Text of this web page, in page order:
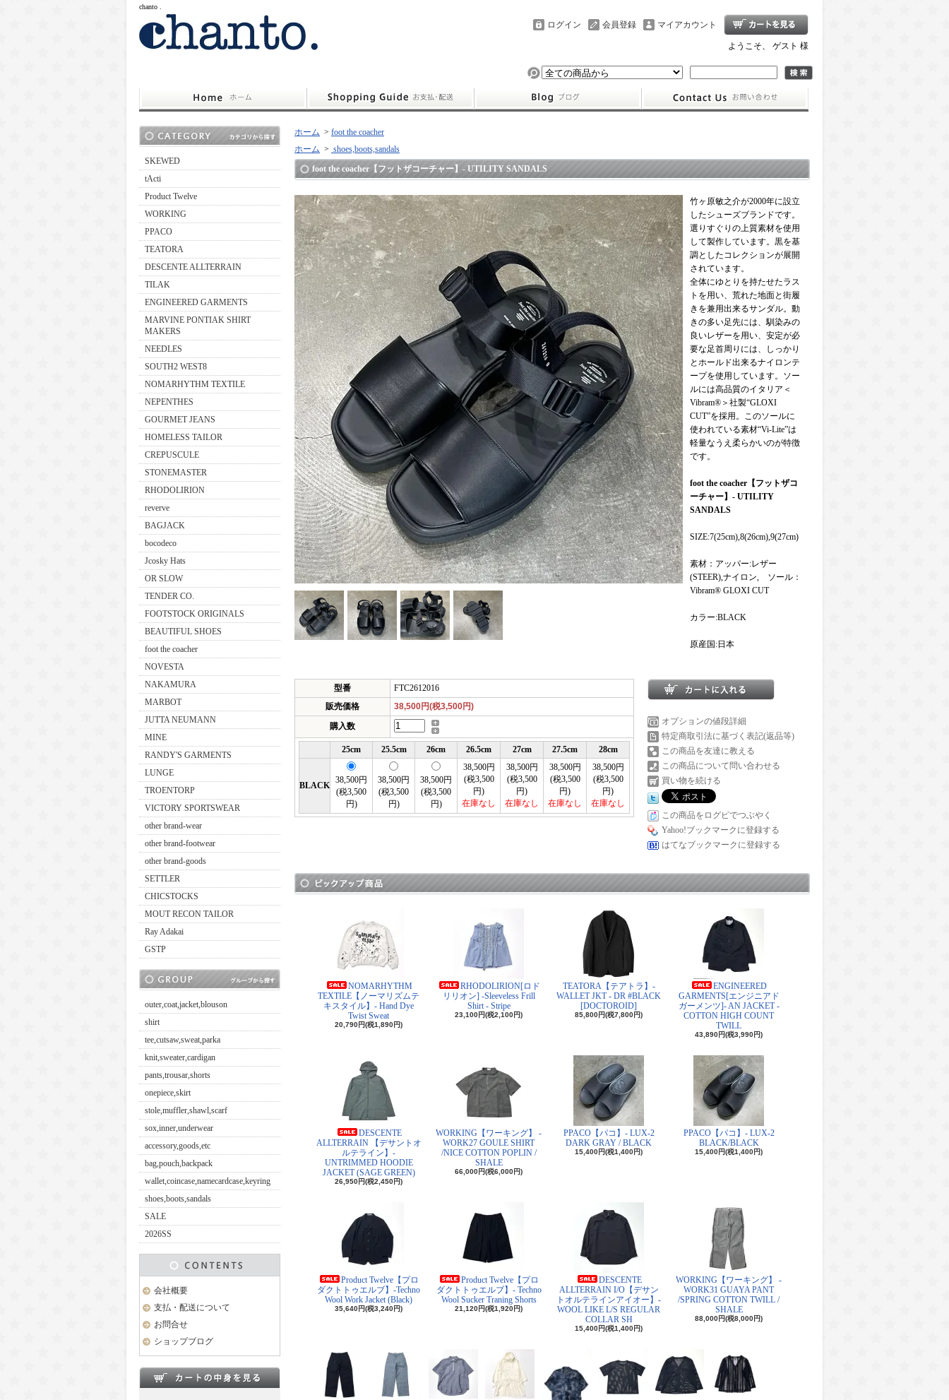
chanto .
マイアカウント
会員登録
ログイン
ようこそ、 ゲスト 様
SKEWED
tActi
Product Twelve
WORKING
PPACO
TEATORA
DESCENTE ALLTERRAIN
TILAK
ENGINEERED GARMENTS
MARVINE PONTIAK SHIRT
MAKERS
NEEDLES
SOUTH2 WEST8
NOMARHYTHM TEXTILE
NEPENTHES
GOURMET JEANS
HOMELESS TAILOR
CREPUSCULE
STONEMASTER
RHODOLIRION
reverve
BAGJACK
bocodeco
Jcosky Hats
OR SLOW
TENDER CO.
FOOTSTOCK ORIGINALS
BEAUTIFUL SHOES
foot the coacher
NOVESTA
NAKAMURA
MARBOT
JUTTA NEUMANN
MINE
RANDY'S GARMENTS
LUNGE
TROENTORP
VICTORY SPORTSWEAR
other brand-wear
other brand-footwear
other brand-goods
SETTLER
CHICSTOCKS
MOUT RECON TAILOR
Ray Adakai
GSTP
outer,coat,jacket,blouson
shirt
tee,cutsaw,sweat,parka
knit,sweater,cardigan
pants,trousar,shorts
onepiece,skirt
stole,muffler,shawl,scarf
sox,inner,underwear
accessory,goods,etc
bag,pouch,backpack
wallet,coincase,namecardcase,keyring
shoes,boots,sandals
SALE
2026SS
会社概要
支払・配送について
お問合せ
ショップブログ
ホーム > foot the coacher
ホーム > shoes,boots,sandals
foot the coacher【フットザコーチャー】- UTILITY SANDALS
竹ヶ原敏之介が2000年に設立
したシューズブランドです。
選りすぐりの上質素材を使用
して製作しています。黒を基
調としたコレクションが展開
されています。
全体にゆとりを持たせたラス
トを用い、荒れた地面と街履
きを兼用出来るサンダル。動
きの多い足先には、馴染みの
良いレザーを用い、安定が必
要な足首周りには、しっかり
とホールド出来るナイロンテ
ープを使用しています。ソー
ルには高品質のイタリア＜
Vibram®＞社製“GLOXI
CUT”を採用。このソールに
使われている素材“Vi-Lite”は
軽量なうえ柔らかいのが特徴
です。
foot the coacher【フットザコ
ーチャー】- UTILITY
SANDALS
SIZE:7(25cm),8(26cm),9(27cm)
素材：アッパー:レザー
(STEER),ナイロン, ソール：
Vibram® GLOXI CUT
カラー:BLACK
原産国:日本
型番
FTC2612016
販売価格
38,500円(税3,500円)
購入数
25cm 25.5cm 26cm 26.5cm 27cm 27.5cm 28cm
BLACK
38,500円
(税3,500
円)
38,500円
(税3,500
円)
38,500円
(税3,500
円)
38,500円
(税3,500
円)
在庫なし
38,500円
(税3,500
円)
在庫なし
38,500円
(税3,500
円)
在庫なし
38,500円
(税3,500
円)
在庫なし
オプションの値段詳細
特定商取引法に基づく表記(返品等)
この商品を友達に教える
この商品について問い合わせる
買い物を続ける
この商品をログピでつぶやく
Yahoo!ブックマークに登録する
はてなブックマークに登録する
NOMARHYTHM
TEXTILE【ノーマリズムテ
キスタイル】- Hand Dye
Twist Sweat
20,790円(税1,890円)
RHODOLIRION[ロド
リリオン] -Sleeveless Frill
Shirt - Stripe
23,100円(税2,100円)
TEATORA【テアトラ】-
WALLET JKT - DR #BLACK
[DOCTOROID]
85,800円(税7,800円)
ENGINEERED
GARMENTS[エンジニアド
ガーメンツ]- AN JACKET -
COTTON HIGH COUNT
TWILL
43,890円(税3,990円)
DESCENTE
ALLTERRAIN 【デサントオ
ルテライン】-
UNTRIMMED HOODIE
JACKET (SAGE GREEN)
26,950円(税2,450円)
WORKING【ワーキング】 -
WORK27 GOULE SHIRT
/NICE COTTON POPLIN /
SHALE
66,000円(税6,000円)
PPACO【パコ】- LUX-2
DARK GRAY / BLACK
15,400円(税1,400円)
PPACO【パコ】- LUX-2
BLACK/BLACK
15,400円(税1,400円)
Product Twelve【プロ
ダクトトゥエルブ】-Techno
Wool Work Jacket (Black)
35,640円(税3,240円)
Product Twelve【プロ
ダクトトゥエルブ】- Techno
Wool Sucker Traning Shorts
21,120円(税1,920円)
DESCENTE
ALLTERRAIN I/O【デサン
トオルテラインアイオー】-
WOOL LIKE L/S REGULAR
COLLAR SH
15,400円(税1,400円)
WORKING【ワーキング】 -
WORK31 GUAYA PANT
/SPRING COTTON TWILL /
SHALE
88,000円(税8,000円)